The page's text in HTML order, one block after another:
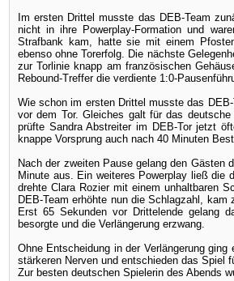
Im ersten Drittel musste das DEB-Team
nicht in ihre Powerplay-Formation und
Strafbank kam, hatte sie mit einem
ebenso ohne Torerfolg. Die nächste
zur Torlinie knapp am französischen
Rebound-Treffer die verdiente 1:0-
Wie schon im ersten Drittel musste das
vor dem Tor. Gleiches galt für das
prüfte Sandra Abstreiter im DEB-Tor jetzt
knappe Vorsprung auch nach 40 Minuten
Nach der zweiten Pause gelang den Gästen
Minute aus. Ein weiteres Powerplay ließ die
drehte Clara Rozier mit einem unhaltbaren
DEB-Team erhöhte nun die Schlagzahl,
Erst 65 Sekunden vor Drittelende gelang
besorgte und die Verlängerung erzwang.
Ohne Entscheidung in der Verlängerung
stärkeren Nerven und entschieden das Spiel
Zur besten deutschen Spielerin des Abends